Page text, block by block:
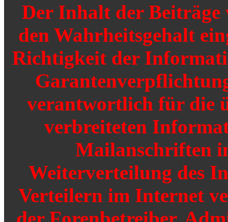
Der Inhalt der
den Wahrheitsgehalt
Richtigkeit der
verantwortlich für die
verbreiteten
Mailanschriften
Weiterverteilung des
Verteilern im Internet